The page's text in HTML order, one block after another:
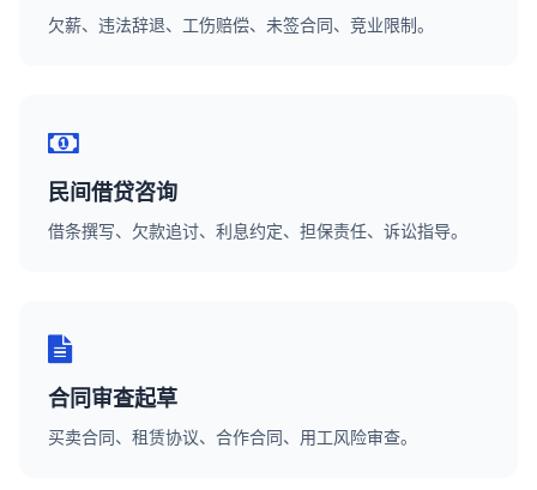
欠薪、违法辞退、工伤赔偿、未签合同、竞业限制。
民间借贷咨询
借条撰写、欠款追讨、利息约定、担保责任、诉讼指导。
合同审查起草
买卖合同、租赁协议、合作合同、用工风险审查。